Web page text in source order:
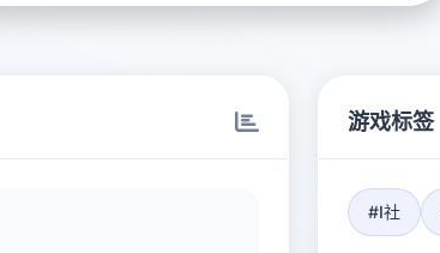
游戏标签
#I社